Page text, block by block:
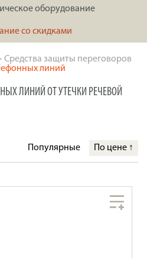
оборудование
со скидками
Средства защиты переговоров
линий
ЛИНИЙ ОТ УТЕЧКИ РЕЧЕВОЙ
Популярные По цене ↑